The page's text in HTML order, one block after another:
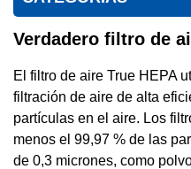
Verdadero filtro de
El filtro de aire True HEPA
filtración de aire de alta
partículas en el aire. Los
menos el 99,97 % de las
de 0,3 micrones, como